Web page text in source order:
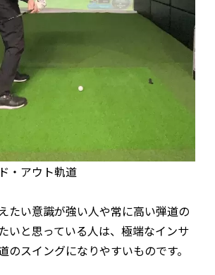
・アウト軌道
たい意識が強い人や常に高い弾道の
いと思っている人は、極端なインサ
のスイングになりやすいものです。